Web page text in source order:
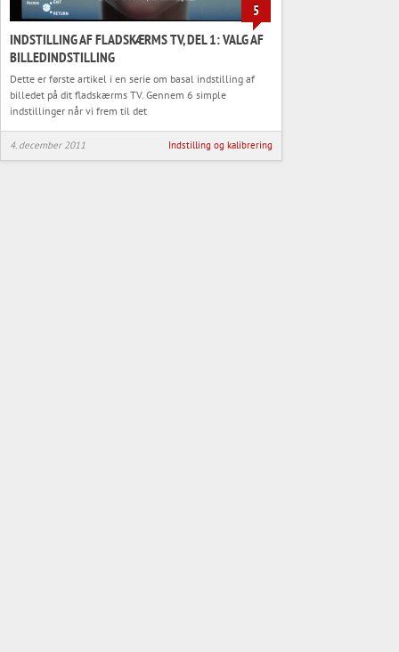
5
INDSTILLING AF FLADSKÆRMS TV, DEL 1: VALG AF
BILLEDINDSTILLING
Dette er første artikel i en serie om basal indstilling af
billedet på dit fladskærms TV. Gennem 6 simple
indstillinger når vi frem til det
4. december 2011 Indstilling og kalibrering